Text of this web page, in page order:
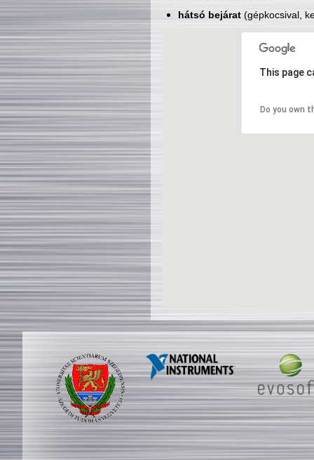
hátsó bejárat(gépkocsival,
This page
Do you own